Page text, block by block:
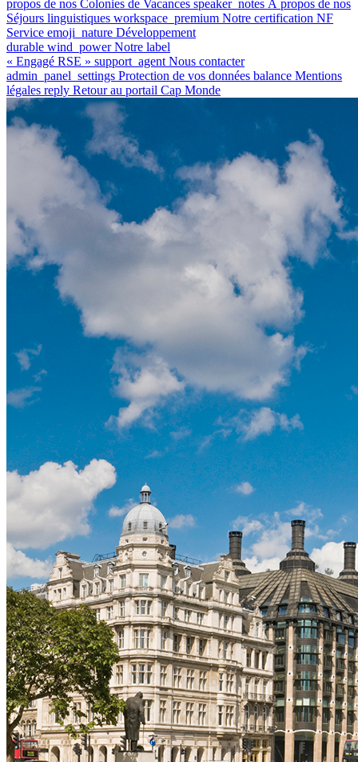
propos de nos Colonies de Vacances speaker_notes À propos de nos
Séjours linguistiques workspace_premium Notre certification NF
Service emoji_nature Développement
durable wind_power Notre label
« Engagé RSE » support_agent Nous contacter
admin_panel_settings Protection de vos données balance Mentions
légales reply Retour au portail Cap Monde